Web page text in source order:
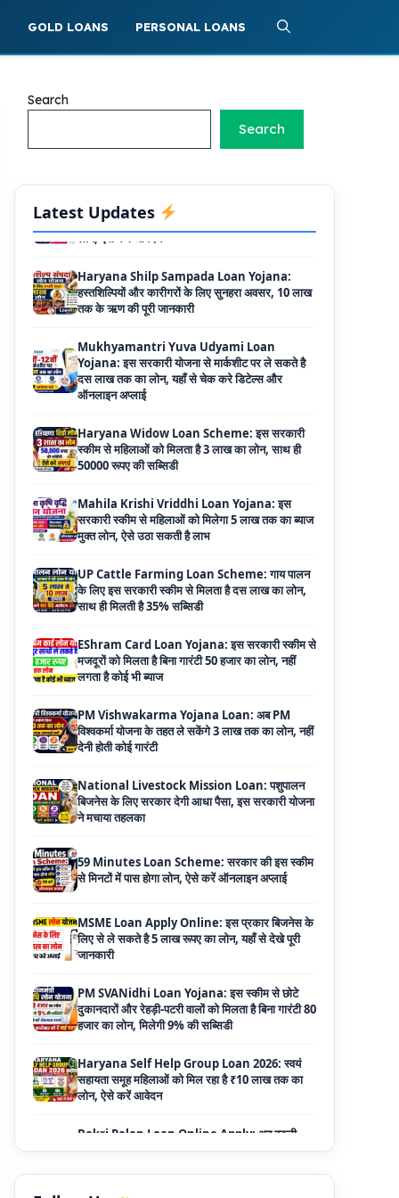
GOLD LOANS PERSONAL LOANS
Search
Search
Latest Updates
Labour House Construction Loan
Haryana Shilp Sampada Loan Yojana:
हस्तशिल्पियों और कारीगरों के लिए सुनहरा अवसर, 10 लाख
तक के ऋण की पूरी जानकारी
Mukhyamantri Yuva Udyami Loan
Yojana: इस सरकारी योजना से मार्कशीट पर ले सकते है
दस लाख तक का लोन, यहाँ से चेक करे डिटेल्स और
Haryana Widow Loan Scheme: इस सरकारी
स्कीम से महिलाओं को मिलता है 3 लाख का लोन, साथ ही
50000 रूपए की सब्सिडी
Mahila Krishi Vriddhi Loan Yojana: इस
सरकारी स्कीम से महिलाओं को मिलेगा 5 लाख तक का ब्याज
मुक्त लोन, ऐसे उठा सकती है लाभ
UP Cattle Farming Loan Scheme: गाय पालन
के लिए इस सरकारी स्कीम से मिलता है दस लाख का लोन,
साथ ही मिलती है 35% सब्सिडी
EShram Card Loan Yojana: इस सरकारी स्कीम से
मजदूरों को मिलता है बिना गारंटी 50 हजार का लोन, नहीं
लगता है कोई भी ब्याज
PM Vishwakarma Yojana Loan: अब PM
विश्वकर्मा योजना के तहत ले सकेंगे 3 लाख तक का लोन, नहीं
देनी होती कोई गारंटी
National Livestock Mission Loan: पशुपालन
बिजनेस के लिए सरकार देगी आधा पैसा, इस सरकारी योजना
ने मचाया तहलका
59 Minutes Loan Scheme: सरकार की इस स्कीम
से मिनटों में पास होगा लोन, ऐसे करें ऑनलाइन अप्लाई
MSME Loan Apply Online: इस प्रकार बिजनेस के
लिए से ले सकते है 5 लाख रूपए का लोन, यहाँ से देखे पूरी
PM SVANidhi Loan Yojana: इस स्कीम से छोटे
दुकानदारों और रेहड़ी-पटरी वालों को मिलता है बिना गारंटी 80
हजार का लोन, मिलेगी 9% की सब्सिडी
Haryana Self Help Group Loan 2026: स्वयं
सहायता समूह महिलाओं को मिल रहा है ₹10 लाख तक का
लोन, ऐसे करें आवेदन
Bakri Palan Loan Online Apply: अब बकरी
पालन योजना के तहत ले सकते है 5 लाख तक का लोन,
मिलती है 35% तक सब्सिडी
पशुपालन लोन योजना के फॉर्म फिर से हुए शुरू, बिना गारंटी
मिलता है 1 लाख से लेकर 10 लाख तक का लोन